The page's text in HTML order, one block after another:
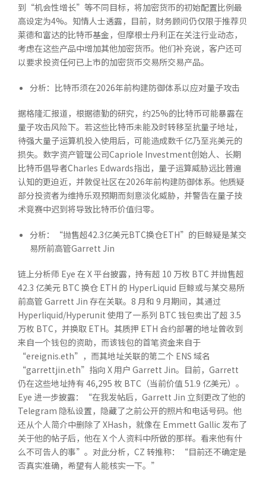
到“机会性增长”等不同目标，将加密货币的初始配置比例最
高设定为4%。知情人士透露，目前，财务顾问仍仅限于推荐贝
莱德和富达的比特币基金，但摩根士丹利正在关注行业动态，
考虑在这些产品中增加其他加密货币。他们补充说，客户还可
以要求投资任何已上市的加密货币交易所交易产品。
分析：比特币须在2026年前构建防御体系以应对量子攻击
据格隆汇报道，根据德勤的研究，约25%的比特币可能暴露在
量子攻击风险下。若这些比特币未能及时转移至抗量子地址，
待强大量子运算机投入使用后，可能造成数千亿乃至兆美元的
损失。数字资产管理公司Capriole Investment创始人、长期
比特币倡导者Charles Edwards指出，量子运算威胁远比普遍
认知的更迫近，并敦促社区在2026年前构建防御体系。他质疑
部分投资者为维持乐观预期而刻意淡化威胁，并警告在量子技
术竞赛中迟到将导致比特币价值归零。
分析：“抛售超42.3亿美元BTC换仓ETH”的巨鲸疑是某交
易所前高管Garrett Jin
链上分析师 Eye 在 X 平台披露，持有超 10 万枚 BTC 并抛售超
42.3 亿美元 BTC 换仓 ETH 的 HyperLiquid 巨鲸或与某交易所
前高管 Garrett Jin 存在关联。8 月和 9 月期间，其通过
Hyperliquid/Hyperunit 使用了一系列 BTC 钱包卖出了超 3.5
万枚 BTC，并换取 ETH。其质押 ETH 合约部署的地址曾收到
来自一个钱包的资助，而该钱包的首笔资金来自于
“ereignis.eth”，而其地址关联的第二个 ENS 域名
“garrettjin.eth”指向 X 用户 Garrett Jin。目前，Garrett
仍在这些地址持有 46,295 枚 BTC（当前价值 51.9 亿美元）。
Eye 进一步披露：“在我发帖后，Garrett Jin 立刻更改了他的
Telegram 隐私设置，隐藏了之前公开的照片和电话号码。他
还从个人简介中删除了 XHash，就像在 Emmett Gallic 发布了
关于他的帖子后，他在 X 个人资料中所做的那样。看来他有什
么不可告人的事”。对此分析，CZ 转推称：“目前还不确定是
否真实准确，希望有人能核实一下。”